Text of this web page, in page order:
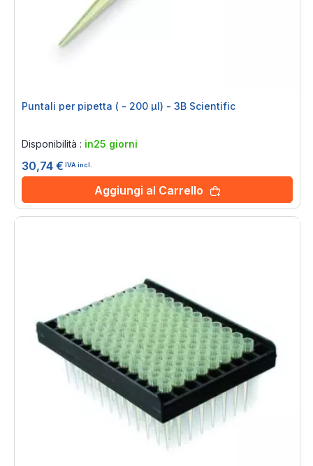
Puntali per pipetta ( - 200 μl) - 3B Scientific
Disponibilità : in25 giorni
30,74 € IVA incl.
Aggiungi al Carrello